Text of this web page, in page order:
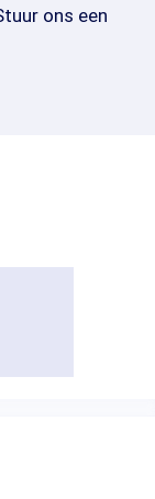
ons een